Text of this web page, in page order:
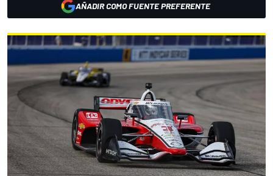
AÑADIR COMO FUENTE PREFERENTE